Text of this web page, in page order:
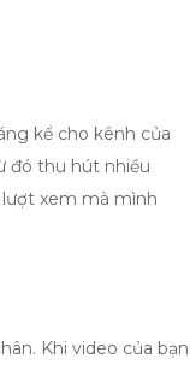
kể cho kênh của
đó thu hút nhiều
xem mà mình
Khi video của bạn